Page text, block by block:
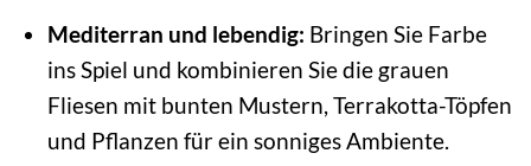
Mediterran und lebendig: Bringen Sie Farbe
ins Spiel und kombinieren Sie die grauen
Fliesen mit bunten Mustern, Terrakotta-Töpfen
und Pflanzen für ein sonniges Ambiente.